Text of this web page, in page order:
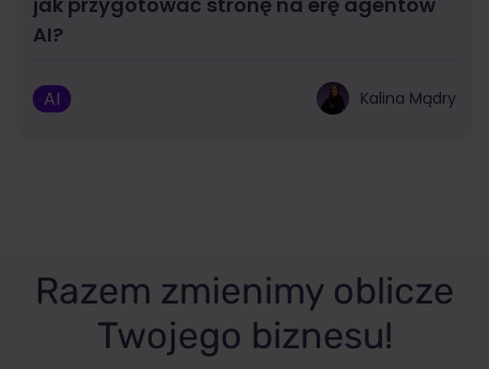
AI?
AI Kalina Mądry
Razem zmienimy oblicze
Twojego biznesu!